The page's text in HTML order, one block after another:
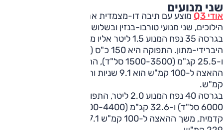
שני מנועים
אודי Q3
מוצע עם תיבה דו-מצמדית אחת שיש לה שבעה
הילוכים, שני מנועי טורבו-בנזין ובשלוש רמות הספק.
בגרסה 35 נפח המנוע 1.5 ליטר אליו משולב מערך
ו-25.5 קג"מ (1500-3500 סל"ד), ההנעה קדמית, משך
קמ"ש.